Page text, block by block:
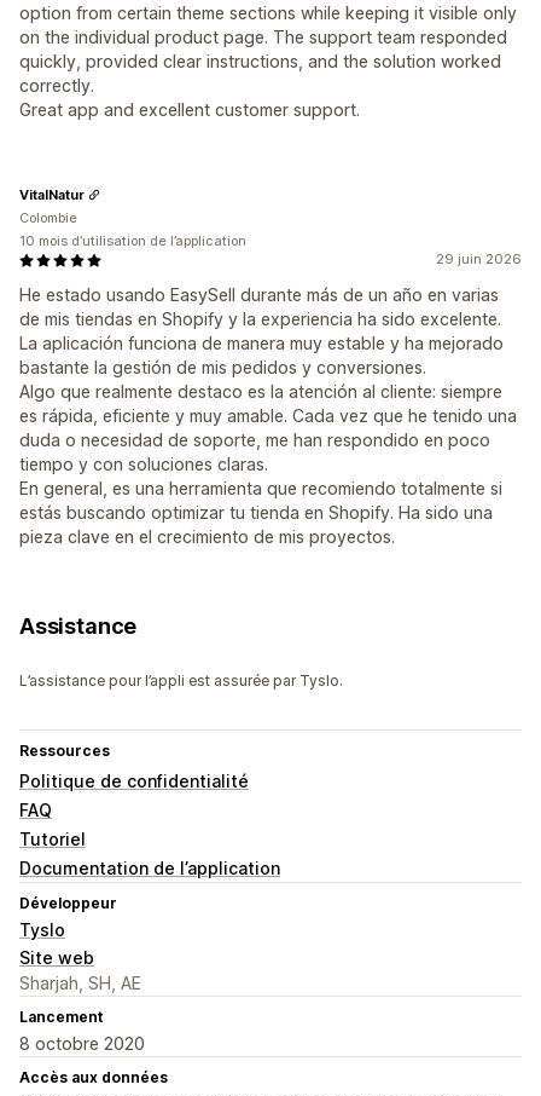
option from certain theme sections while keeping it visible only
on the individual product page. The support team responded
quickly, provided clear instructions, and the solution worked
correctly.
Great app and excellent customer support.
29 juin 2026
He estado usando EasySell durante más de un año en varias
de mis tiendas en Shopify y la experiencia ha sido excelente.
La aplicación funciona de manera muy estable y ha mejorado
bastante la gestión de mis pedidos y conversiones.
Algo que realmente destaco es la atención al cliente: siempre
es rápida, eficiente y muy amable. Cada vez que he tenido una
duda o necesidad de soporte, me han respondido en poco
tiempo y con soluciones claras.
En general, es una herramienta que recomiendo totalmente si
estás buscando optimizar tu tienda en Shopify. Ha sido una
pieza clave en el crecimiento de mis proyectos.
VitalNatur
Colombie
10 mois d’utilisation de l’application
Assistance
L’assistance pour l’appli est assurée par Tyslo.
Ressources
Politique de confidentialité
FAQ
Tutoriel
Documentation de l’application
Développeur
Tyslo
Site web
Sharjah, SH, AE
Lancement
8 octobre 2020
Accès aux données